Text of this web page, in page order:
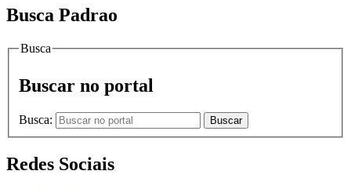
Busca Padrao
Busca
Buscar no portal
Busca: Buscar
Redes Sociais